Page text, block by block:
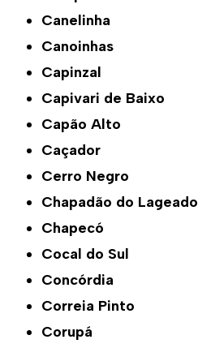
Canelinha
Canoinhas
Capinzal
Capivari de Baixo
Capão Alto
Caçador
Cerro Negro
Chapadão do Lageado
Chapecó
Cocal do Sul
Concórdia
Correia Pinto
Corupá